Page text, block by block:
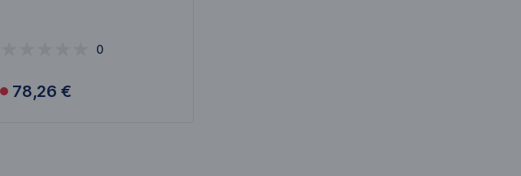
0
78,26 €